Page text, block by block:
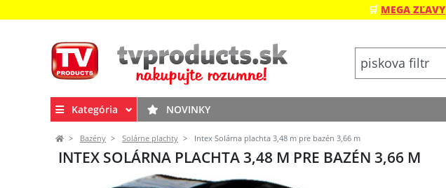
🛒 MEGA ZĽAVY
Kategória NOVINKY
Bazény Solárne plachty Intex Solárna plachta 3,48 m pre bazén 3,66 m
INTEX SOLÁRNA PLACHTA 3,48 M PRE BAZÉN 3,66 M